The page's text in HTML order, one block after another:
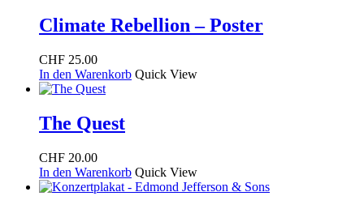
Climate Rebellion – Poster
CHF 25.00
In den Warenkorb Quick View
The Quest
CHF 20.00
In den Warenkorb Quick View